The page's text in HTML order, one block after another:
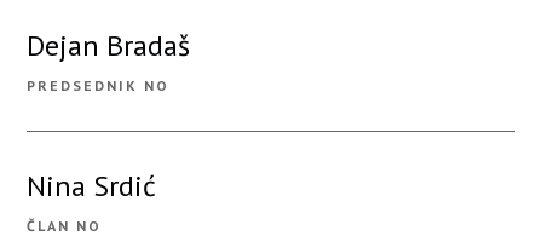
Dejan Bradaš
PREDSEDNIK NO
Nina Srdić
ČLAN NO